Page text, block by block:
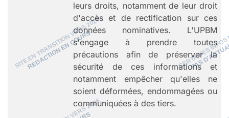
leurs droits, notamment de leur droit
d'accès et de rectification sur ces
données nominatives. L'UPBM
s'engage à prendre toutes
précautions afin de préserver la
sécurité de ces informations et
notamment empêcher qu'elles ne
soient déformées, endommagées ou
communiquées à des tiers.